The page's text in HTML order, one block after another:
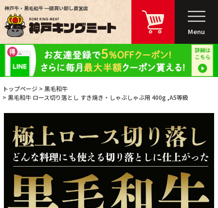
神戸牛・黒毛和牛 一頭買い卸し直営店
Menu
トップページ
黒毛和牛
黒毛和牛 ロース切り落とし すき焼き・しゃぶしゃぶ用 400g ,A5等級